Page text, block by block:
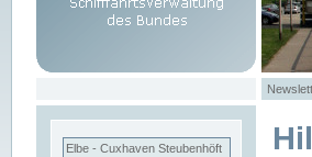
Elbe - Cuxhaven Steubenhöft